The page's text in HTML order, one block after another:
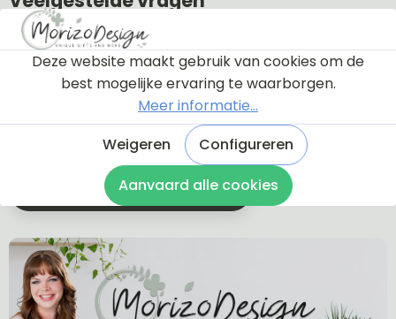
Krijg ik eerst een proefdruk te zien?
Welke soorten bevestiging zijn er?
Wat is de levertijd?
Wat zijn de verzendkosten?
Hoe lang is de garantie?
Kan ik een naambordje retourneren?
Naar veel gestelde vragen
Deze website maakt gebruik van cookies om de
best mogelijke ervaring te waarborgen.
Meer informatie...
Weigeren
Configureren
Aanvaard alle cookies